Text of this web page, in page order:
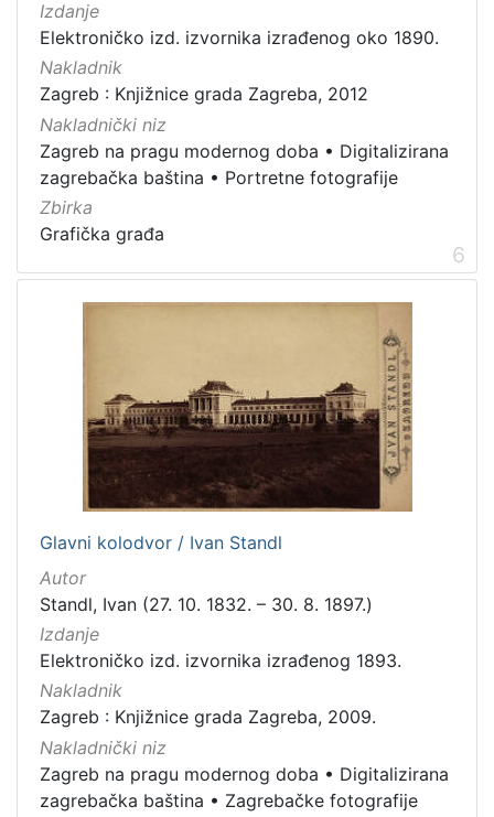
Izdanje
Elektroničko izd. izvornika izrađenog oko 1890.
Nakladnik
Zagreb : Knjižnice grada Zagreba, 2012
Nakladnički niz
Zagreb na pragu modernog doba • Digitalizirana
zagrebačka baština • Portretne fotografije
Zbirka
Grafička građa
6
Glavni kolodvor / Ivan Standl
Autor
Standl, Ivan (27. 10. 1832. – 30. 8. 1897.)
Izdanje
Elektroničko izd. izvornika izrađenog 1893.
Nakladnik
Zagreb : Knjižnice grada Zagreba, 2009.
Nakladnički niz
Zagreb na pragu modernog doba • Digitalizirana
zagrebačka baština • Zagrebačke fotografije